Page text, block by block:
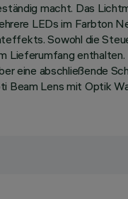
macht. Das
LEDs im Farbton
Sowohl die
Lieferumfang enthalten.
eine abschließende
Beam Lens mit Optik